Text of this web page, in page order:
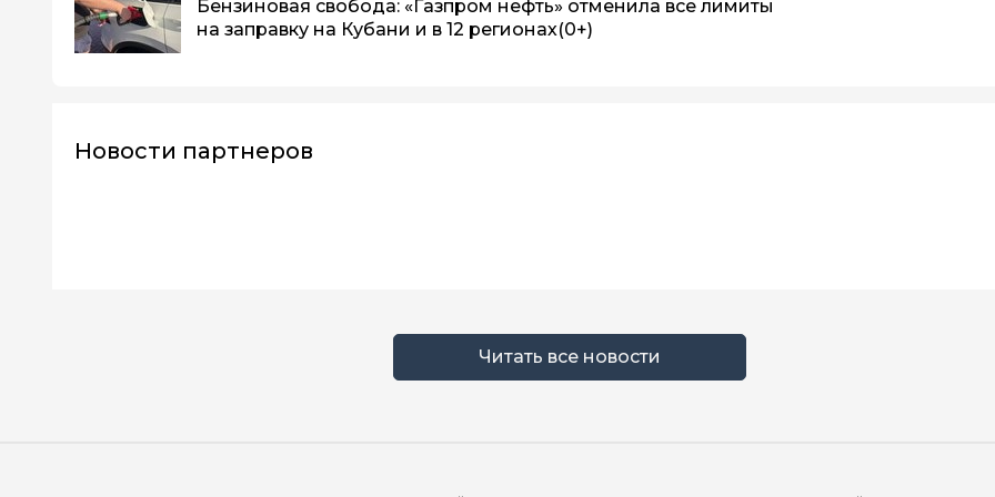
Бензиновая свобода: «Газпром нефть» отменила все лимиты
на заправку на Кубани и в 12 регионах(0+)
Новости партнеров
Читать все новости